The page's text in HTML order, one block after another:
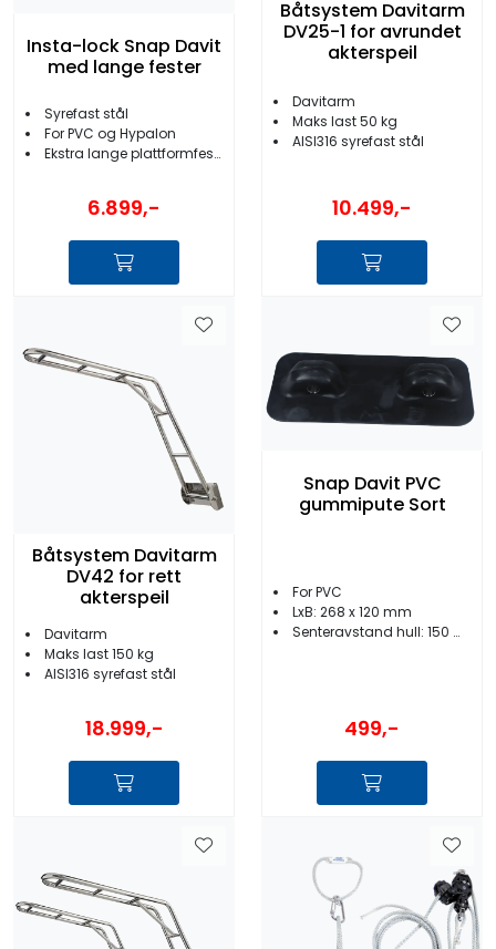
Insta-lock Snap Davit
med lange fester
Syrefast stål
For PVC og Hypalon
Ekstra lange plattformfester
6.899,-
Båtsystem Davitarm
DV25-1 for avrundet
akterspeil
Davitarm
Maks last 50 kg
AISI316 syrefast stål
10.499,-
Båtsystem Davitarm
DV42 for rett
akterspeil
Davitarm
Maks last 150 kg
AISI316 syrefast stål
18.999,-
Snap Davit PVC
gummipute Sort
For PVC
LxB: 268 x 120 mm
Senteravstand hull: 150 mm
499,-